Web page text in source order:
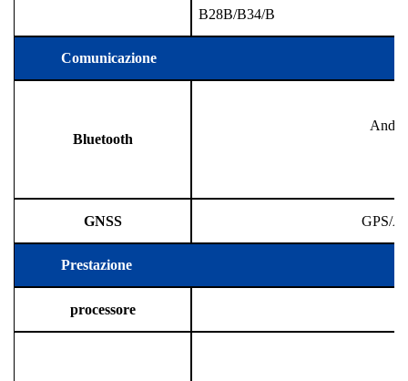
B28B/B34/B
Comunicazione
Bluetooth
GNSS GPS/
Prestazione
processore